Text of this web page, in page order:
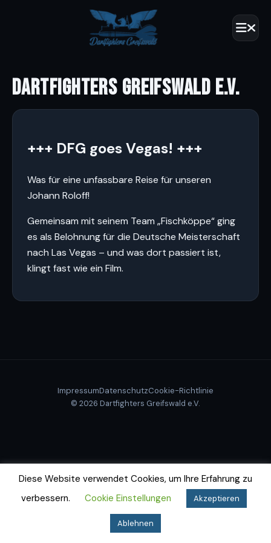
DARTFIGHTERS GREIFSWALD E.V.
+++ DFG goes Vegas! +++
Was für eine unfassbare Reise für unseren
Johann Roloff!
Gemeinsam mit seinem Team „Fischköppe“ ging
es als Belohnung für die Deutsche Meisterschaft
nach Las Vegas – und was dort passiert ist,
klingt fast wie ein Film.
ImpressumDatenschutzCookie-Richtlinie
© 2026 Dartfighters Greifswald e.V.
Diese Website verwendet Cookies, um Ihre Erfahrung zu
verbessern.
Cookie Einstellungen Akzeptieren
Ablehnen